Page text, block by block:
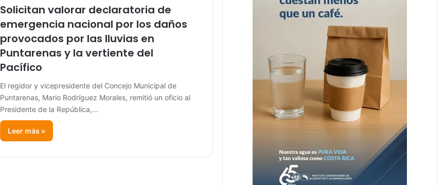
Solicitan valorar declaratoria de
emergencia nacional por los daños
provocados por las lluvias en
Puntarenas y la vertiente del
Pacífico
El regidor y vicepresidente del Concejo Municipal de
Puntarenas, Mario Rodríguez Morales, remitió un oficio al
Presidente de la República,…
Leer más »